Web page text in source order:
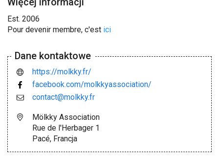
Est. 2006
Pour devenir membre, c'est ici
Dane kontaktowe
https://molkky.fr/
facebook.com/molkkyassociation/
contact@molkky.fr
Mölkky Association
Rue de l'Herbager 1
Pacé, Francja